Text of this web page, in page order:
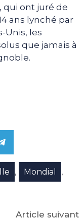
qui ont juré de
ans lynché par
Unis, les
que jamais à
Share
on
Telegram
, Mondial ,
Article suivant